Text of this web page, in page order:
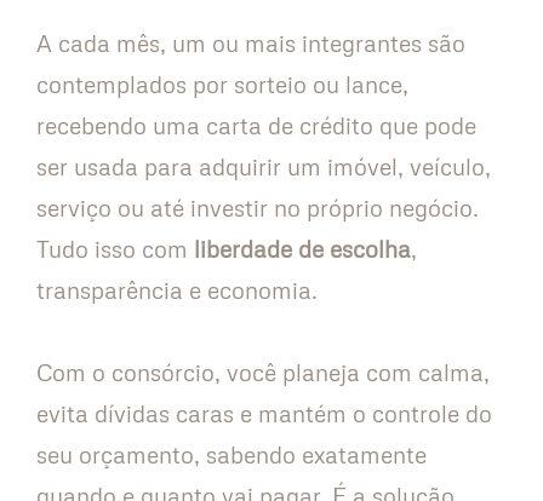
A cada mês, um ou mais integrantes são
contemplados por sorteio ou lance,
recebendo uma carta de crédito que pode
ser usada para adquirir um imóvel, veículo,
serviço ou até investir no próprio negócio.
Tudo isso com liberdade de escolha,
transparência e economia.
Com o consórcio, você planeja com calma,
evita dívidas caras e mantém o controle do
seu orçamento, sabendo exatamente